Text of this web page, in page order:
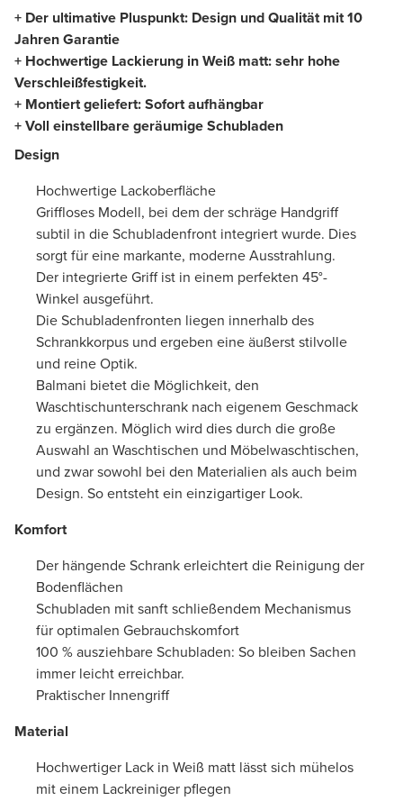
+ Der ultimative Pluspunkt: Design und Qualität mit 10
Jahren Garantie
+ Hochwertige Lackierung in Weiß matt: sehr hohe
Verschleißfestigkeit.
+ Montiert geliefert: Sofort aufhängbar
+ Voll einstellbare geräumige Schubladen
Design
Hochwertige Lackoberfläche
Griffloses Modell, bei dem der schräge Handgriff
subtil in die Schubladenfront integriert wurde. Dies
sorgt für eine markante, moderne Ausstrahlung.
Der integrierte Griff ist in einem perfekten 45°-
Winkel ausgeführt.
Die Schubladenfronten liegen innerhalb des
Schrankkorpus und ergeben eine äußerst stilvolle
und reine Optik.
Balmani bietet die Möglichkeit, den
Waschtischunterschrank nach eigenem Geschmack
zu ergänzen. Möglich wird dies durch die große
Auswahl an Waschtischen und Möbelwaschtischen,
und zwar sowohl bei den Materialien als auch beim
Design. So entsteht ein einzigartiger Look.
Komfort
Der hängende Schrank erleichtert die Reinigung der
Bodenflächen
Schubladen mit sanft schließendem Mechanismus
für optimalen Gebrauchskomfort
100 % ausziehbare Schubladen: So bleiben Sachen
immer leicht erreichbar.
Praktischer Innengriff
Material
Hochwertiger Lack in Weiß matt lässt sich mühelos
mit einem Lackreiniger pflegen